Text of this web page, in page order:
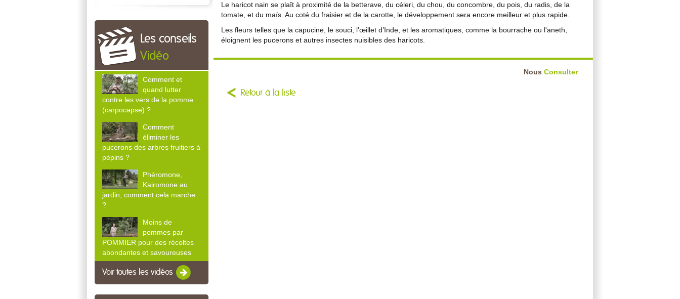
Les conseils
Vidéo
Comment et
quand lutter
contre les vers de la pomme
(carpocapse) ?
Comment
éliminer les
pucerons des arbres fruitiers à
pépins ?
Phéromone,
Kairomone au
jardin, comment cela marche
?
Moins de
pommes par
POMMIER pour des récoltes
abondantes et savoureuses
Voir toutes les vidéos
Le haricot nain se plaît à proximité de la betterave, du céleri, du chou, du concombre, du pois, du radis, de la
tomate, et du maïs. Au coté du fraisier et de la carotte, le développement sera encore meilleur et plus rapide.
Les fleurs telles que la capucine, le souci, l’œillet d’Inde, et les aromatiques, comme la bourrache ou l'aneth,
éloignent les pucerons et autres insectes nuisibles des haricots.
Nous Consulter
Retour à la liste